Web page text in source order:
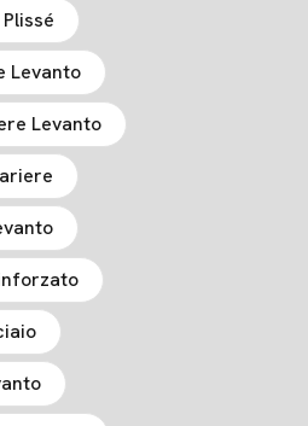
Levanto
Levanto